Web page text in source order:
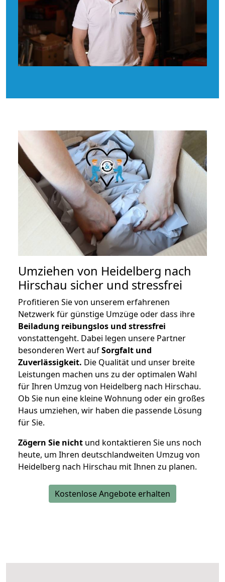
Umziehen von Heidelberg nach
Hirschau sicher und stressfrei
Profitieren Sie von unserem erfahrenen
Netzwerk für günstige Umzüge oder dass ihre
Beiladung reibungslos und stressfrei
vonstattengeht. Dabei legen unsere Partner
besonderen Wert aufSorgfalt und
Zuverlässigkeit. Die Qualität und unser breite
Leistungen machen uns zu der optimalen Wahl
für Ihren Umzug von Heidelberg nach Hirschau.
Ob Sie nun eine kleine Wohnung oder ein großes
Haus umziehen, wir haben die passende Lösung
für Sie.
Zögern Sie nicht und kontaktieren Sie uns noch
heute, um Ihren deutschlandweiten Umzug von
Heidelberg nach Hirschau mit Ihnen zu planen.
Kostenlose Angebote erhalten